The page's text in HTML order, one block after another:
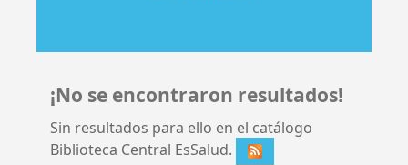
¡No se encontraron resultados!
Sin resultados para ello en el catálogo
Biblioteca Central EsSalud.